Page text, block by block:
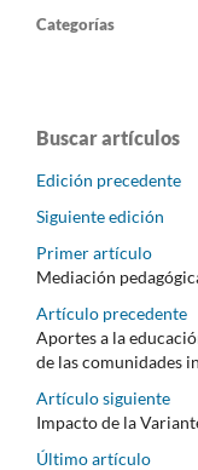
Categorías
Buscar artículos
Edición precedente
Siguiente edición
Primer artículo
Mediación
Artículo precedente
Aportes a la
de las comunidades
Artículo siguiente
Impacto de la
Último artículo